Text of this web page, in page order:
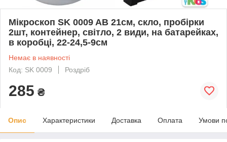
Мікроскоп SK 0009 AB 21см, скло, пробірки
2шт, контейнер, світло, 2 види, на батарейках,
в коробці, 22-24,5-9см
Немає в наявності
Код: SK 0009
Роздріб
285 ₴
Опис Характеристики Доставка Оплата Умови